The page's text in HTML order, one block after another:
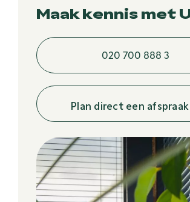
Maak kennis met
020 700 888 3
Plan direct een